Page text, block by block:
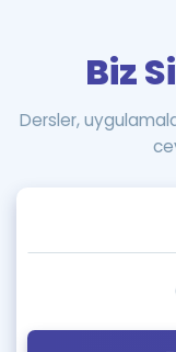
Biz
Dersler,